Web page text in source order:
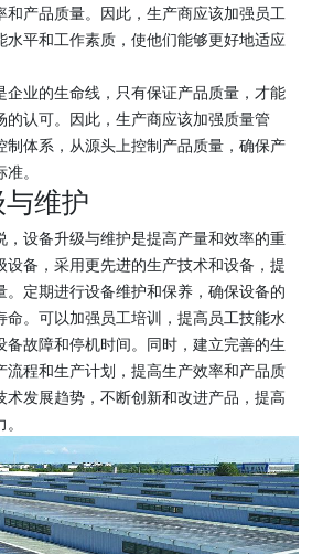
和产品质量。因此，生产商应该加强员工
水平和工作素质，使他们能够更好地适应
企业的生命线，只有保证产品质量，才能
的认可。因此，生产商应该加强质量管
制体系，从源头上控制产品质量，确保产
。
维护
，设备升级与维护是提高产量和效率的重
设备，采用更先进的生产技术和设备，提
。定期进行设备维护和保养，确保设备的
命。可以加强员工培训，提高员工技能水
备故障和停机时间。同时，建立完善的生
流程和生产计划，提高生产效率和产品质
术发展趋势，不断创新和改进产品，提高